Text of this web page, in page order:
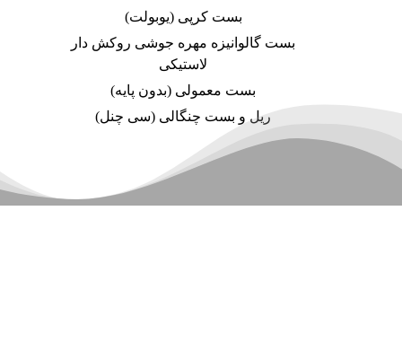
بست کرپی (یوبولت)
بست گالوانیزه مهره جوشی روکش دار
لاستیکی
بست معمولی (بدون پایه)
ریل و بست چنگالی (سی چنل)